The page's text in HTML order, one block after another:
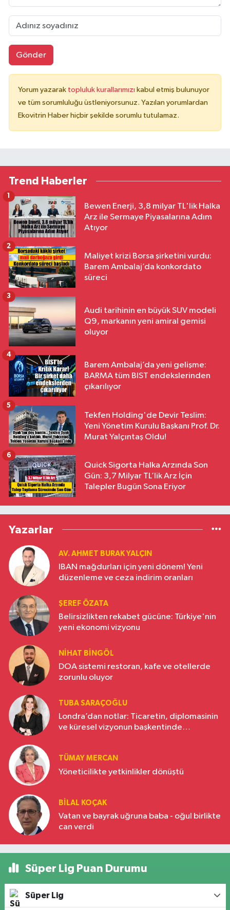
Gönder
Yorum yazarak topluluk kurallarımızı kabul etmiş bulunuyor
ve tüm sorumluluğu üstleniyorsunuz. Yazılan yorumlardan
Ekovitrin Haber hiçbir şekilde sorumlu tutulamaz.
Trend Haberler
Bewen Enerji, 3,8 milyar TL'lik Halka
Arz ile Sermaye Piyasalarına Adım
Atıyor
1
Maliyet krizi Borsa şirketini vurdu:
Barem Ambalaj’da konkordato
süreci
2
Audi tarihinin en büyük SUV modeli
Q9, markanın yeni amiral gemisi
oluyor
3
Barem Ambalaj’da yeni gelişme:
BARMA tüm BIST endekslerinden
çıkarılıyor
4
Tekfen Holding'de Devir Teslim:
Yeni Yönetim Kurulu Başkanı Prof. Dr.
Murat Yalçıntaş Oldu!
5
Quick Sigorta Halka Arzında Son
Gün: 3,7 Milyar TL’lik Arz İçin
Talepler Bugün Sona Eriyor
6
Yazarlar
AV. AHMET BURAK YALÇIN
IBAN mağdurları için yeni dönem! Yeni
düzenleme ve ceza indirim oranları
ŞEREF ÖZATA
Belirsizlikten rekabet gücüne: Türkiye'nin
yeni ekonomi vizyonu
NIHAT BINGÖL
DOA sistemi restoran, kafe ve otellerde
zorunlu oluyor
TUBA SARAÇOĞLU
Londra’dan notlar: Ticaretin, diplomasinin
ve küresel vizyonun başkentinde
TÜMAY MERCAN
Yöneticilikte yetkinlikler dönüştü
BILAL KOÇAK
Vatan ve bayrak uğruna baba - oğul birlikte
can verdi
Süper Lig Puan Durumu
Süper Lig